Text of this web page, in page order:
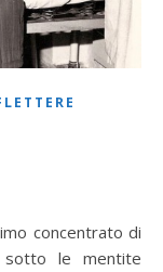
sotto le mentite